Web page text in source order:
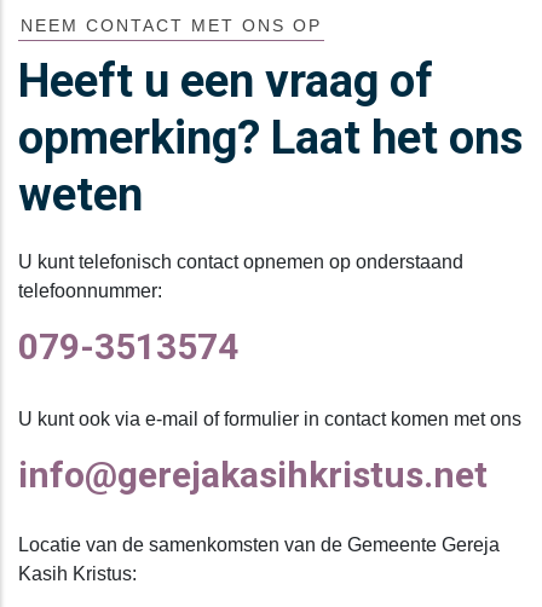
NEEM CONTACT MET ONS OP
Heeft u een vraag of
opmerking? Laat het ons
weten
U kunt telefonisch contact opnemen op onderstaand
telefoonnummer:
079-3513574
U kunt ook via e-mail of formulier in contact komen met ons
info@gerejakasihkristus.net
Locatie van de samenkomsten van de Gemeente Gereja
Kasih Kristus: